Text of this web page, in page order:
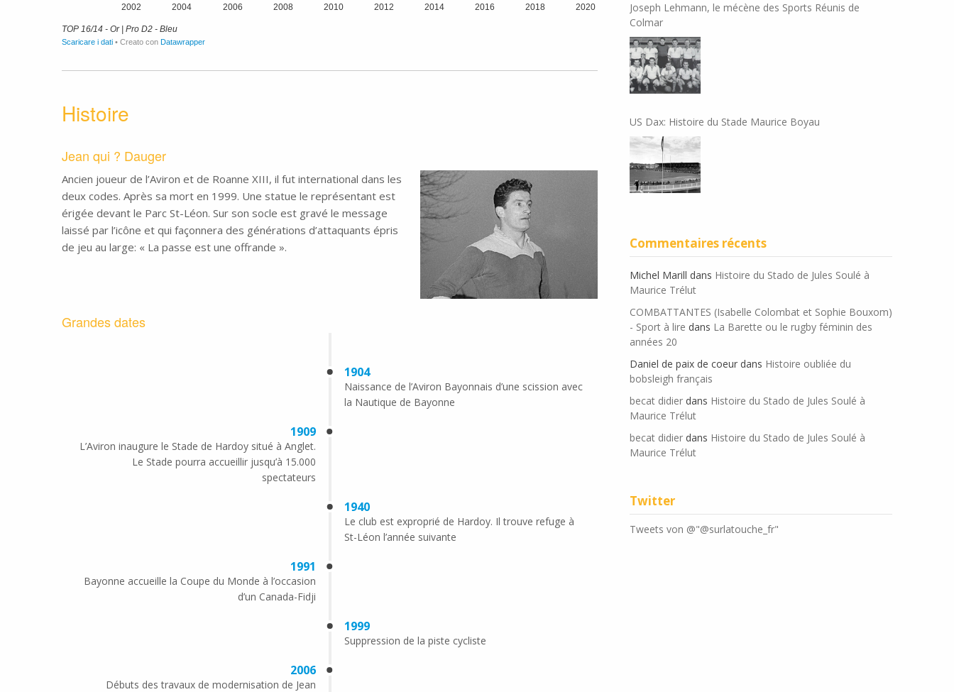
Histoire
Jean qui ? Dauger
Ancien joueur de l’Aviron et de Roanne XIII, il fut international dans les
deux codes. Après sa mort en 1999. Une statue le représentant est
érigée devant le Parc St-Léon. Sur son socle est gravé le message
laissé par l’icône et qui façonnera des générations d’attaquants épris
de jeu au large: « La passe est une offrande ».
Grandes dates
1904
Naissance de l’Aviron Bayonnais d’une scission avec
la Nautique de Bayonne
1909
L’Aviron inaugure le Stade de Hardoy situé à Anglet.
Le Stade pourra accueillir jusqu’à 15.000
spectateurs
1940
Le club est exproprié de Hardoy. Il trouve refuge à
St-Léon l’année suivante
1991
Bayonne accueille la Coupe du Monde à l’occasion
d’un Canada-Fidji
1999
Suppression de la piste cycliste
2006
Débuts des travaux de modernisation de Jean
Joseph Lehmann, le mécène des Sports Réunis de
Colmar
US Dax: Histoire du Stade Maurice Boyau
Commentaires récents
Michel Marill dans Histoire du Stado de Jules Soulé à
Maurice Trélut
COMBATTANTES (Isabelle Colombat et Sophie Bouxom)
- Sport à lire dans La Barette ou le rugby féminin des
années 20
Daniel de paix de coeur dans Histoire oubliée du
bobsleigh français
becat didier dans Histoire du Stado de Jules Soulé à
Maurice Trélut
becat didier dans Histoire du Stado de Jules Soulé à
Maurice Trélut
Twitter
Tweets von @"@surlatouche_fr"